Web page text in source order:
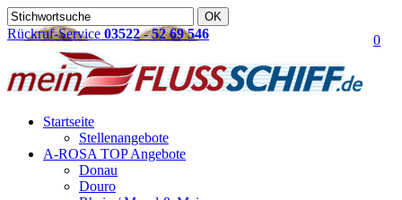
0
Rückruf-Service 03522 - 52 69 546
Startseite
Stellenangebote
A-ROSA TOP Angebote
Donau
Douro